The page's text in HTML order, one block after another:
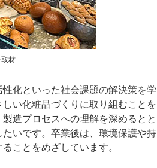
材
化といった社会課題の解決策を学
い化粧品づくりに取り組むことを
造プロセスへの理解を深めるとと
いです。卒業後は、環境保護や持
ことをめざしています。